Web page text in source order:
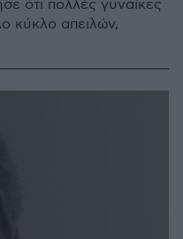
ότι πολλές γυναίκες
κύκλο απειλών,